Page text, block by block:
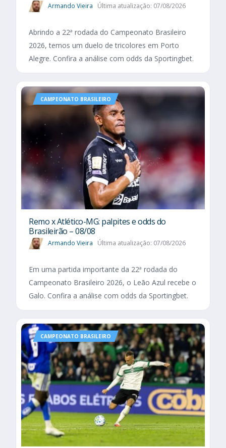
Armando Vieira Última atualização: 07/08/2026
Abrindo a 22ª rodada do Campeonato Brasileiro
2026, temos um duelo de tricolores em Porto
Alegre. Confira a análise com odds da Sportingbet.
CAMPEONATO BRASILEIRO
Remo x Atlético-MG: palpites e odds do
Brasileirão – 08/08
Armando Vieira Última atualização: 07/08/2026
Em uma partida importante da 22ª rodada do
Campeonato Brasileiro 2026, o Leão Azul recebe o
Galo. Confira a análise com odds da Sportingbet.
CAMPEONATO BRASILEIRO